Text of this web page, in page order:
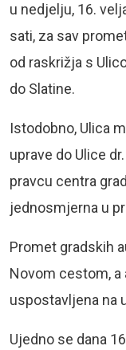
u nedjelju, 16.
sati, za sav
od raskrižja s
do Slatine.
Istodobno, Ulica
uprave do Ulice
pravcu centra
jednosmjerna u
Promet gradskih
Novom cestom,
uspostavljena na
Ujedno se dana